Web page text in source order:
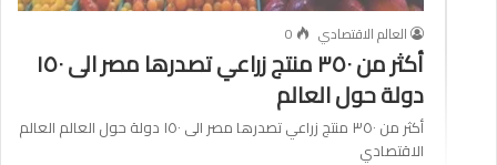
العالم الاقتصادي
0
أكثر من ٣٥٠ منتج زراعي تصدرها مصر الى ١٥٠
دولة حول العالم
أكثر من ٣٥٠ منتج زراعي تصدرها مصر الى ١٥٠ دولة حول العالم العالم
الاقتصادي